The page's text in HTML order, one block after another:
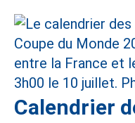
Calendrier